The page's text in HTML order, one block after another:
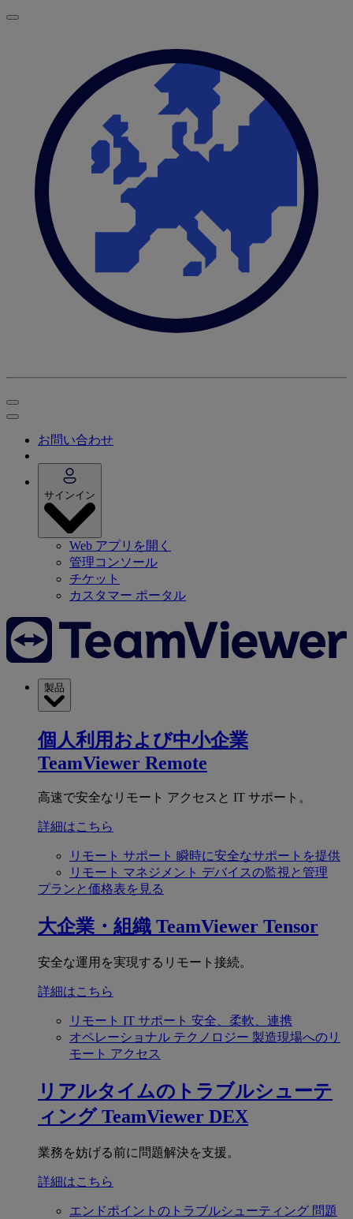
お問い合わせ
サインイン
Web アプリを開く
管理コンソール
チケット
カスタマー ポータル
製品
個人利用および中小企業
TeamViewer Remote
高速で安全なリモート アクセスと IT サポート。
詳細はこちら
リモート サポート 瞬時に安全なサポートを提供
リモート マネジメント デバイスの監視と管理
プランと価格表を見る
大企業・組織 TeamViewer Tensor
安全な運用を実現するリモート接続。
詳細はこちら
リモート IT サポート 安全、柔軟、連携
オペレーショナル テクノロジー 製造現場へのリ
モート アクセス
リアルタイムのトラブルシューテ
ィング TeamViewer DEX
業務を妨げる前に問題解決を支援。
詳細はこちら
エンドポイントのトラブルシューティング 問題